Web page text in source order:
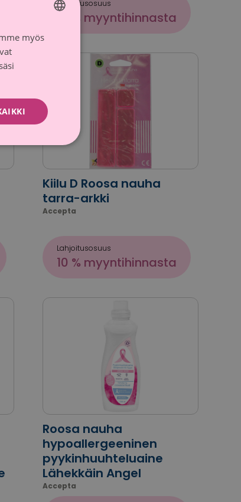
Lahjoitusosuus
10 % myyntihinnasta
Kiilu D Roosa nauha
tarra-arkki
Accepta
Lahjoitusosuus
10 % myyntihinnasta
Roosa nauha
hypoallergeeninen
pyykinhuuhteluaine
Lähekkäin Angel
Accepta
FINNISH
myös